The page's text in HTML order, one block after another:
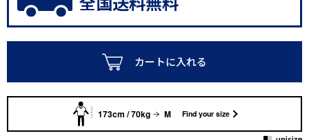
カートに入れる
173cm / 70kg M Find your size